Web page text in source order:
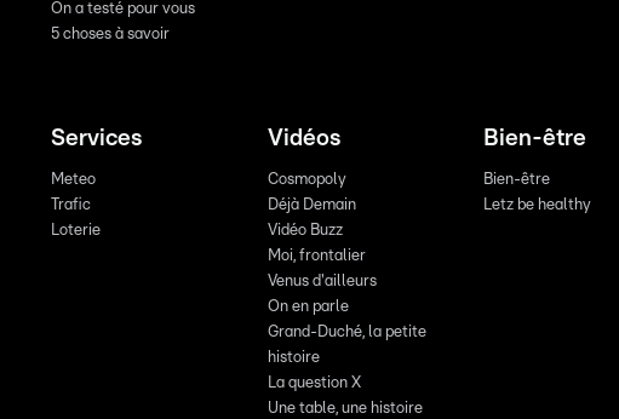
On a testé pour vous
5 choses à savoir
Services
Meteo
Trafic
Loterie
Vidéos
Cosmopoly
Déjà Demain
Vidéo Buzz
Moi, frontalier
Venus d'ailleurs
On en parle
Grand-Duché, la petite
histoire
La question X
Une table, une histoire
Bien-être
Bien-être
Letz be healthy